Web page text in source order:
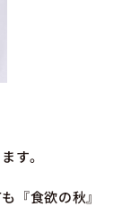
す。
『食欲の秋』